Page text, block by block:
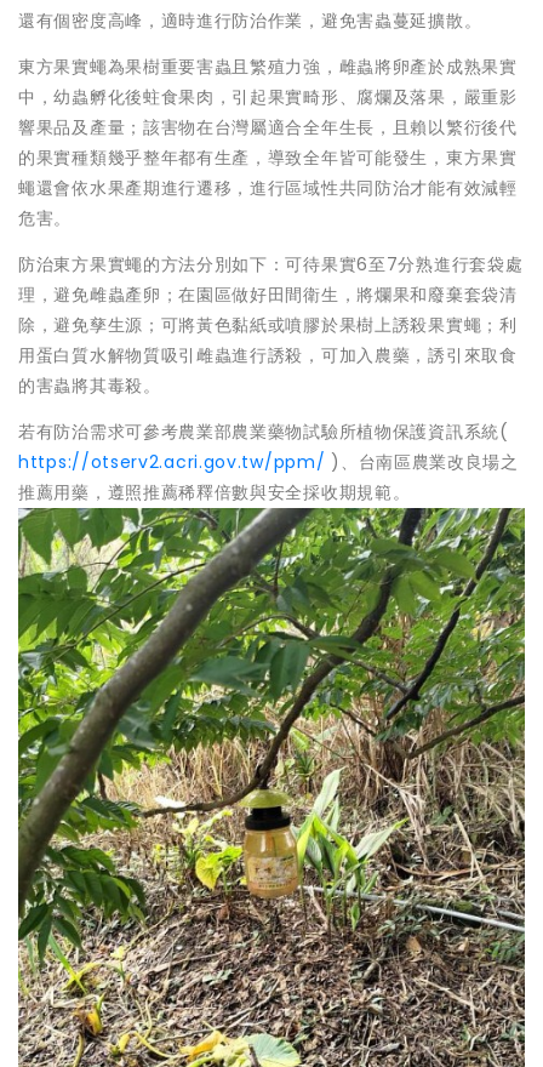
還有個密度高峰，適時進行防治作業，避免害蟲蔓延擴散。
東方果實蠅為果樹重要害蟲且繁殖力強，雌蟲將卵產於成熟果實
中，幼蟲孵化後蛀食果肉，引起果實畸形、腐爛及落果，嚴重影
響果品及產量；該害物在台灣屬適合全年生長，且賴以繁衍後代
的果實種類幾乎整年都有生產，導致全年皆可能發生，東方果實
蠅還會依水果產期進行遷移，進行區域性共同防治才能有效減輕
危害。
防治東方果實蠅的方法分別如下：可待果實6至7分熟進行套袋處
理，避免雌蟲產卵；在園區做好田間衛生，將爛果和廢棄套袋清
除，避免孳生源；可將黃色黏紙或噴膠於果樹上誘殺果實蠅；利
用蛋白質水解物質吸引雌蟲進行誘殺，可加入農藥，誘引來取食
的害蟲將其毒殺。
若有防治需求可參考農業部農業藥物試驗所植物保護資訊系統(
https://otserv2.acri.gov.tw/ppm/ )、台南區農業改良場之
推薦用藥，遵照推薦稀釋倍數與安全採收期規範。